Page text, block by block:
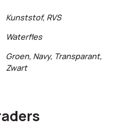
Kunststof, RVS
Waterfles
Groen, Navy, Transparant,
Zwart